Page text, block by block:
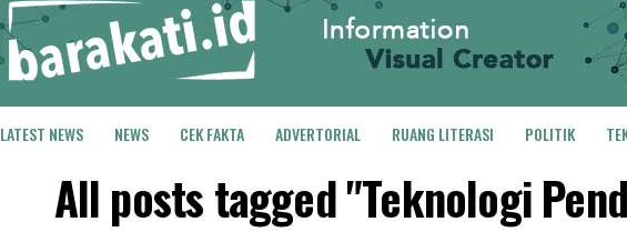
LATEST NEWS NEWS CEK FAKTA ADVERTORIAL RUANG LITERASI POLITIK
All posts tagged "Teknologi